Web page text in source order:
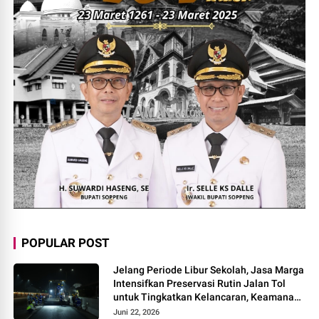
POPULAR POST
Jelang Periode Libur Sekolah, Jasa Marga
Intensifkan Preservasi Rutin Jalan Tol
untuk Tingkatkan Kelancaran, Keamanan
dan Kenyamanan Perjalanan
Juni 22, 2026